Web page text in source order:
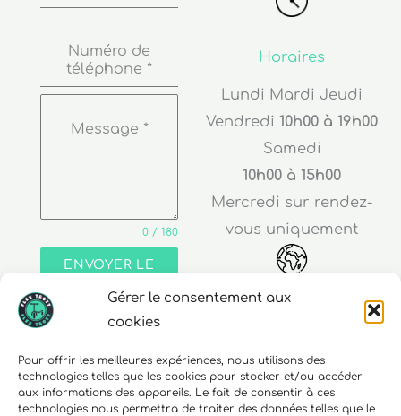
Gérer le consentement aux
cookies
Pour offrir les meilleures expériences, nous utilisons des
technologies telles que les cookies pour stocker et/ou accéder
aux informations des appareils. Le fait de consentir à ces
technologies nous permettra de traiter des données telles que le
Numéro de
téléphone *
Message *
0 / 180
ENVOYER LE
Horaires
Lundi Mardi Jeudi
Vendredi 10h00 à 19h00
Samedi
10h00 à 15h00
Mercredi sur rendez-
vous uniquement
30 rue Edouard Richard
68000 Colmar